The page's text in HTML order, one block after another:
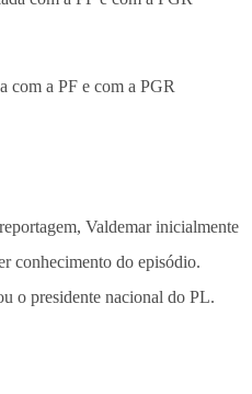
com a PF e com a PGR
Valdemar inicialmente
conhecimento do episódio.
o presidente nacional do PL.